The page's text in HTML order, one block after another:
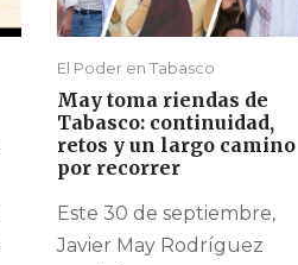
El Poder en Tabasco
May toma riendas de
Tabasco: continuidad,
retos y un largo camino
por recorrer
Este 30 de septiembre,
Javier May Rodríguez